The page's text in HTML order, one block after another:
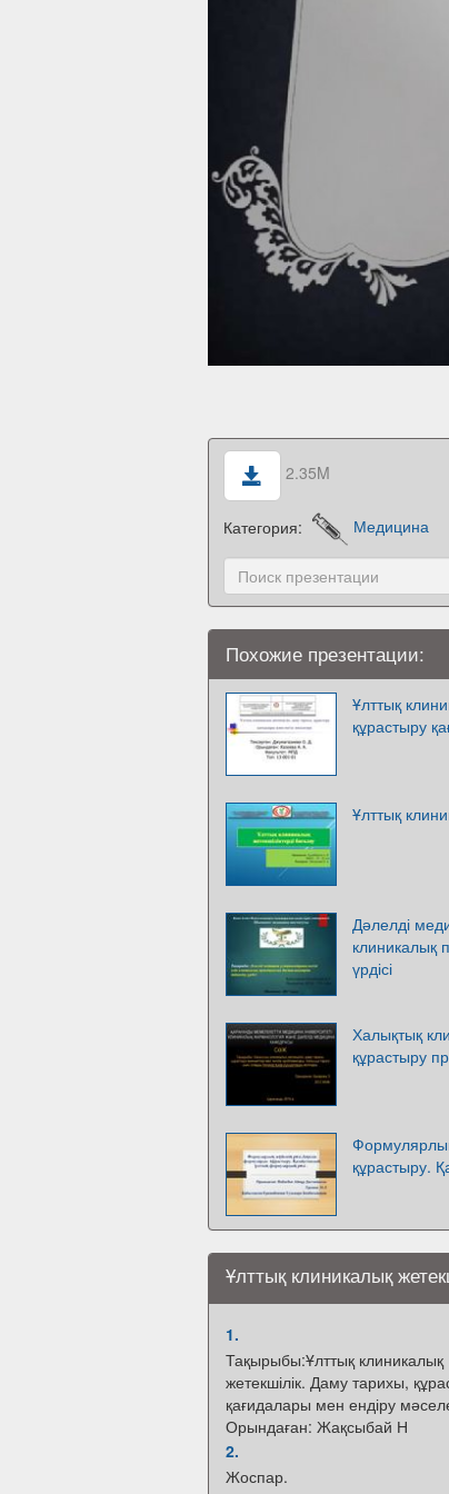
2.35M
Категория: Медицина
Похожие презентации:
Ұлттық
құрастыру
Ұлттық
Дәлелді
клиникалық
үрдісі
Халықтық
құрастыру
құрастыру.
Ұлттық клиникалық
1.
Тақырыбы:Ұлттық клиникалық
жетекшілік. Даму тарихы,
қағидалары мен ендіру
Орындаған: Жақсыбай Н
2.
Жоспар.